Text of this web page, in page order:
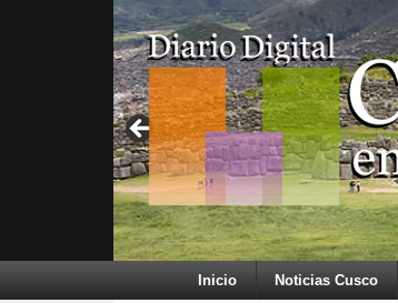
Inicio Noticias Cusco